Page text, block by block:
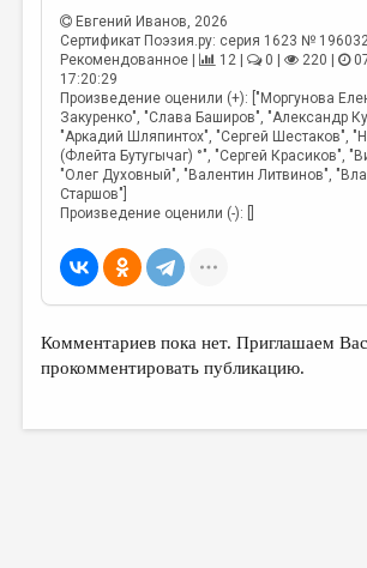
ПУБЛИЦИСТИКА
РЕЦЕНЗИРОВАНИЕ
ЦИКЛЫ ПУБЛИКАЦИЙ
ТРЕДИАКОВСКИЙ
МЕДИА
ВКОНТАКТЕ
Евгений Иванов, 2026
Сертификат Поэзия.ру: серия 1623 №
Рекомендованное |
12 | 0 | 220 |
17:20:29
Произведение оценили (+): ["Моргунова
Закуренко", "Слава Баширов", "Александр
"Аркадий Шляпинтох", "Сергей Шестаков",
(Флейта Бутугычаг) °", "Сергей Красиков",
"Олег Духовный", "Валентин Литвинов",
Старшов"]
Произведение оценили (-): []
Комментариев пока нет. Приглашаем Вас
прокомментировать публикацию.